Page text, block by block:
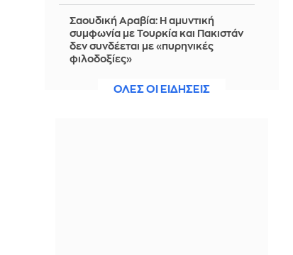
Σαουδική Αραβία: Η αμυντική
συμφωνία με Τουρκία και Πακιστάν
δεν συνδέεται με «πυρηνικές
φιλοδοξίες»
ΟΛΕΣ ΟΙ ΕΙΔΗΣΕΙΣ